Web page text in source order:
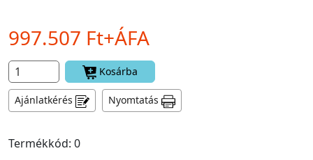
997.507 Ft+ÁFA
Kosárba
Ajánlatkérés Nyomtatás
Termékkód: 0